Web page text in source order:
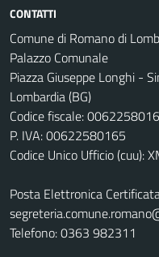
CONTATTI
Comune di Romano di
Palazzo Comunale
Piazza Giuseppe Longhi -
Lombardia (BG)
Codice fiscale:
P. IVA: 00622580165
Codice Unico Ufficio (cuu):
Posta Elettronica
Telefono: 0363 982311